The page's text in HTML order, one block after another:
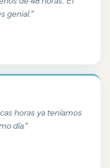
genial."
horas ya teníamos
día."